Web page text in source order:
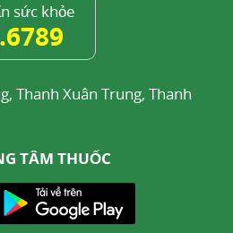
sức khỏe
Thanh Xuân Trung, Thanh
TÂM THUỐC